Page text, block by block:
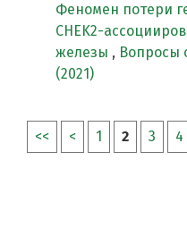
Феномен потери
CHEK2-
железы , Вопросы
(2021)
<< < 1 2 3 4